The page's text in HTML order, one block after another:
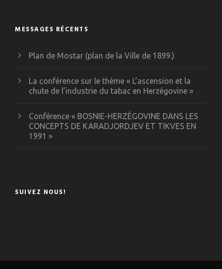
MESSAGES RÉCENTS
Plan de Mostar (plan de la Ville de 1899.)
La conférence sur le thème « L’ascension et la
chute de l’industrie du tabac en Herzégovine »
Conférence « BOSNIE-HERZÉGOVINE DANS LES
CONCEPTS DE KARADJORDJEV ET TIKVES EN
1991 »
SUIVEZ NOUS!